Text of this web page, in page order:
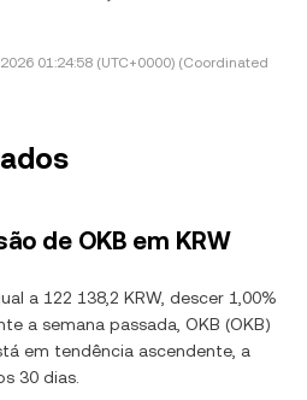
01:24:58 (UTC+0000) (Coordinated
de OKB em KRW
a 122 138,2 KRW, descer 1,00%
a semana passada, OKB (OKB)
em tendência ascendente, a
30 dias.